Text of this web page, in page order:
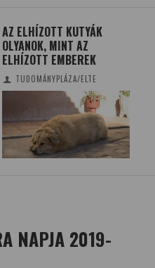
AZ ELHÍZOTT KUTYÁK
OLYANOK, MINT AZ
ELHÍZOTT EMBEREK
TUDOMÁNYPLÁZA/ELTE
NAPJA 2019-